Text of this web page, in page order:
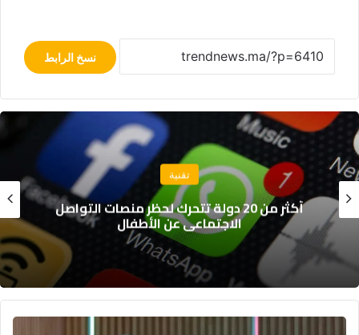
نسخ الرابط
تقنية
أكثر من 20 دولة تتحرك لحظر منصات التواصل
الاجتماعي عن الأطفال
"أسطورة"